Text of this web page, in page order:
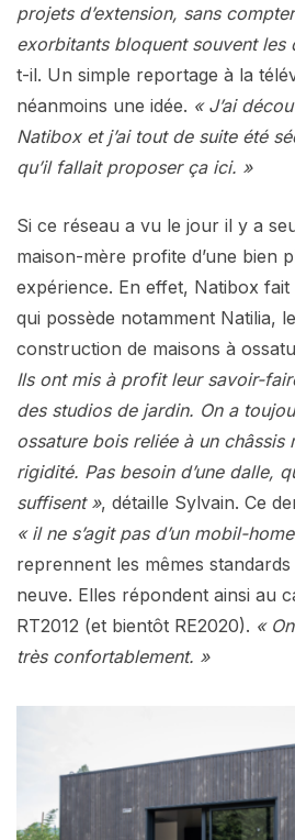
projets d’extension, sans
exorbitants bloquent souvent les
t-il. Un simple reportage à la
néanmoins une idée. « J’ai
Natibox et j’ai tout de suite été
qu’il fallait proposer ça ici. »
Si ce réseau a vu le jour il y a
maison-mère profite d’une bien
expérience. En effet, Natibox fait
qui possède notamment Natilia,
construction de maisons à
Ils ont mis à profit leur savoir-
des studios de jardin. On a
ossature bois reliée à un châssis
rigidité. Pas besoin d’une dalle,
suffisent », détaille Sylvain. Ce
« il ne s’agit pas d’un mobil-
reprennent les mêmes standards
neuve. Elles répondent ainsi au
RT2012 (et bientôt RE2020). «
très confortablement. »